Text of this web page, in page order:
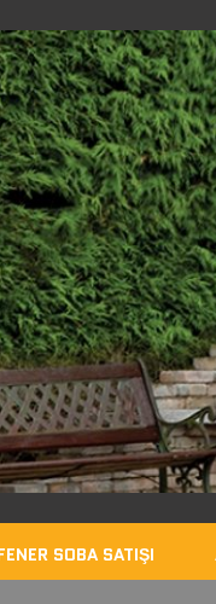
SOBA SATIŞI